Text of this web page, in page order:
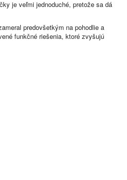
je veľmi jednoduché, pretože sa dá
predovšetkým na pohodlie a
funkčné riešenia, ktoré zvyšujú